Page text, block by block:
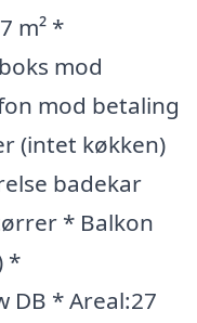
m² *
mod
mod betaling
(intet køkken)
badekar
* Balkon
*
DB * Areal:27